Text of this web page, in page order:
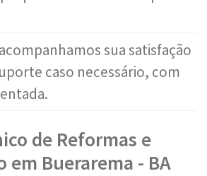
acompanhamos sua satisfação
caso necessário, com
de Reformas e
em Buerarema - BA